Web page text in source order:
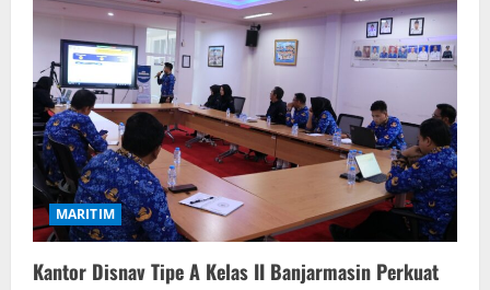
MARITIM
Kantor Disnav Tipe A Kelas II Banjarmasin Perkuat